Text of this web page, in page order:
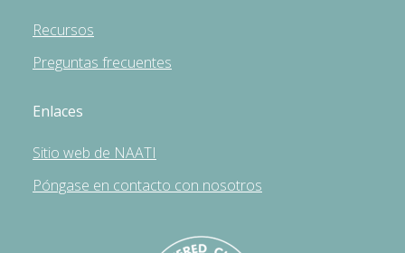
Recursos
Preguntas frecuentes
Enlaces
Sitio web de NAATI
Póngase en contacto con nosotros